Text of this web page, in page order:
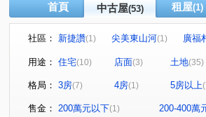
首頁 中古屋(53) 租屋(1)
社區： 新捷讚(1) 尖美東山河(1) 廣福
磚寮 香潭路 忠英路 (1)
新和巷 三和路 西環路(1)
建國路(1) 林森路東四段(1) 環
用途： 住宅(10) 店面(3) 土地(35)
格局： 3房(7) 4房(1) 5房以上
售金： 200萬元以下(1) 200-400萬